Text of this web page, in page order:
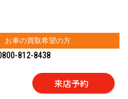
お車の買取希望の方
812-8438
来店予約